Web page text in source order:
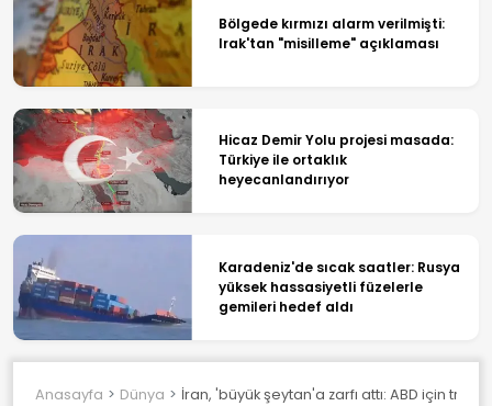
Bölgede kırmızı alarm verilmişti:
Irak'tan "misilleme" açıklaması
Hicaz Demir Yolu projesi masada:
Türkiye ile ortaklık
heyecanlandırıyor
Karadeniz'de sıcak saatler: Rusya
yüksek hassasiyetli füzelerle
gemileri hedef aldı
Anasayfa Dünya İran, 'büyük şeytan'a zarfı attı: ABD için